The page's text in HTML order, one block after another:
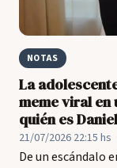
NOTAS
La
meme viral en
quién es
21/07/2026 22:15 hs
De un escándalo